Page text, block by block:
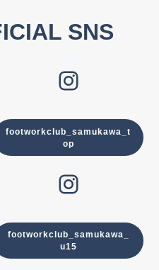
SNS
Instagram
footworkclub_samukawa_t
op
Instagram
footworkclub_samukawa_
u15